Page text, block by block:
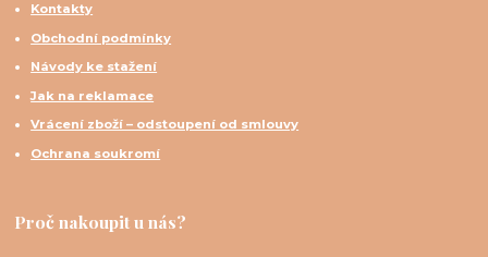
Kontakty
Obchodní podmínky
Návody ke stažení
Jak na reklamace
Vrácení zboží – odstoupení od smlouvy
Ochrana soukromí
Proč nakoupit u nás?